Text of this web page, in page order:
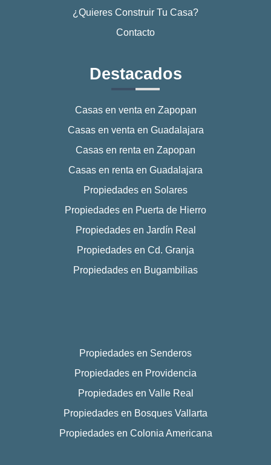
¿Quieres Construir Tu Casa?
Contacto
Destacados
Casas en venta en Zapopan
Casas en venta en Guadalajara
Casas en renta en Zapopan
Casas en renta en Guadalajara
Propiedades en Solares
Propiedades en Puerta de Hierro
Propiedades en Jardín Real
Propiedades en Cd. Granja
Propiedades en Bugambilias
Propiedades en Senderos
Propiedades en Providencia
Propiedades en Valle Real
Propiedades en Bosques Vallarta
Propiedades en Colonia Americana